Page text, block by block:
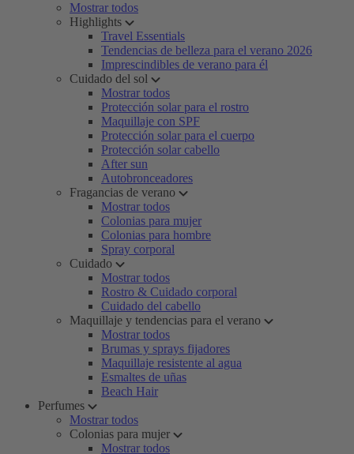
Mostrar todos
Highlights
Travel Essentials
Tendencias de belleza para el verano 2026
Imprescindibles de verano para él
Cuidado del sol
Mostrar todos
Protección solar para el rostro
Maquillaje con SPF
Protección solar para el cuerpo
Protección solar cabello
After sun
Autobronceadores
Fragancias de verano
Mostrar todos
Colonias para mujer
Colonias para hombre
Spray corporal
Cuidado
Mostrar todos
Rostro & Cuidado corporal
Cuidado del cabello
Maquillaje y tendencias para el verano
Mostrar todos
Brumas y sprays fijadores
Maquillaje resistente al agua
Esmaltes de uñas
Beach Hair
Perfumes
Mostrar todos
Colonias para mujer
Mostrar todos